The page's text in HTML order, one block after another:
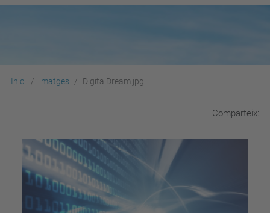
Inici imatges DigitalDream.jpg
Comparteix: